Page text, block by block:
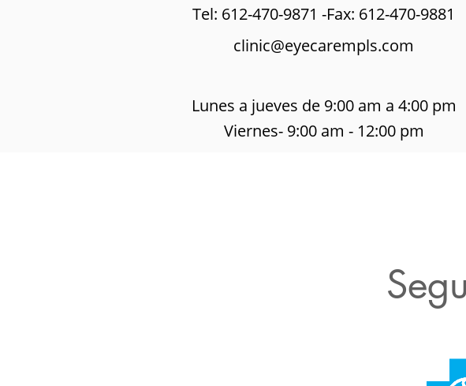
Tel: 612-470-9871 -Fax: 612-470-9881
clinic@eyecarempls.com
Lunes a jueves de 9:00 am a 4:00 pm
Viernes- 9:00 am - 12:00 pm